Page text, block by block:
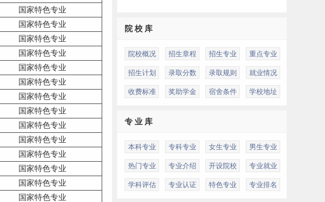
国家特色专业
国家特色专业
国家特色专业
国家特色专业
国家特色专业
国家特色专业
国家特色专业
国家特色专业
国家特色专业
国家特色专业
国家特色专业
国家特色专业
国家特色专业
国家特色专业
院 校 库
院校概况 招生章程 招生专业 重点专业
招生计划 录取分数 录取规则 就业情况
收费标准 奖助学金 宿舍条件 学校地址
专 业 库
本科专业 专科专业 女生专业 男生专业
热门专业 专业介绍 开设院校 专业就业
学科评估 专业认证 特色专业 专业排名